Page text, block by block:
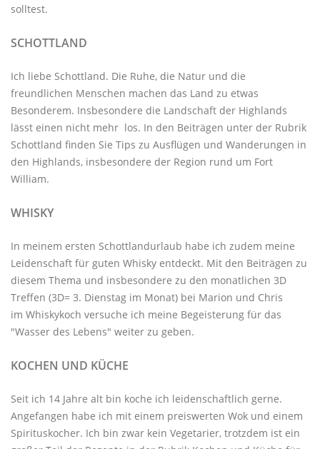
solltest.
SCHOTTLAND
Ich liebe Schottland. Die Ruhe, die Natur und die
freundlichen Menschen machen das Land zu etwas
Besonderem. Insbesondere die Landschaft der Highlands
lässt einen nicht mehr los. In den Beiträgen unter der Rubrik
Schottland finden Sie Tips zu Ausflügen und Wanderungen in
den Highlands, insbesondere der Region rund um Fort
William.
WHISKY
In meinem ersten Schottlandurlaub habe ich zudem meine
Leidenschaft für guten Whisky entdeckt. Mit den Beiträgen zu
diesem Thema und insbesondere zu den monatlichen 3D
Treffen (3D= 3. Dienstag im Monat) bei Marion und Chris
im Whiskykoch versuche ich meine Begeisterung für das
"Wasser des Lebens" weiter zu geben.
KOCHEN UND KÜCHE
Seit ich 14 Jahre alt bin koche ich leidenschaftlich gerne.
Angefangen habe ich mit einem preiswerten Wok und einem
Spirituskocher. Ich bin zwar kein Vegetarier, trotzdem ist ein